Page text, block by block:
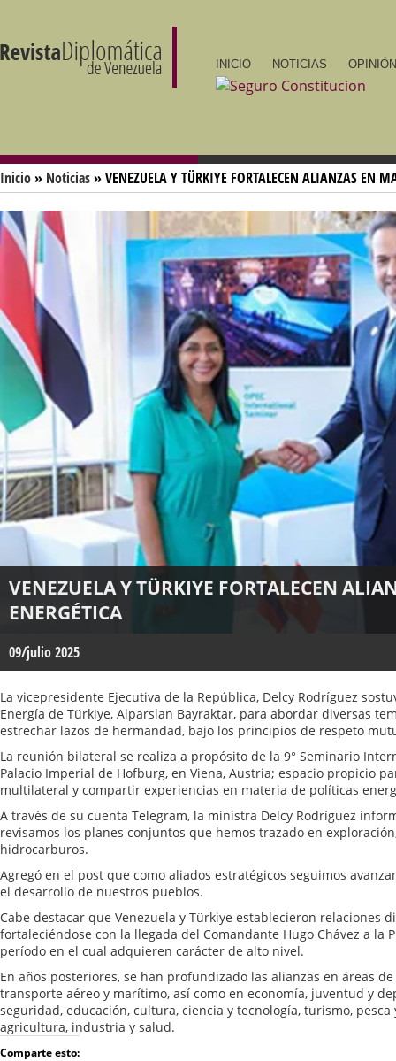
INICIO NOTICIAS
Inicio» Noticias» VENEZUELA Y TÜRKIYE FORTALECEN ALIANZAS EN
VENEZUELA Y TÜRKIYE FORTALECEN
ENERGÉTICA
09/julio 2025
La vicepresidente Ejecutiva de la República, Delcy Rodríguez
Energía de Türkiye, Alparslan Bayraktar, para abordar diversas
estrechar lazos de hermandad, bajo los principios de respeto
La reunión bilateral se realiza a propósito de la 9° Seminario
Palacio Imperial de Hofburg, en Viena, Austria; espacio propicio
multilateral y compartir experiencias en materia de políticas
A través de su cuenta Telegram, la ministra Delcy Rodríguez
revisamos los planes conjuntos que hemos trazado en
hidrocarburos.
Agregó en el post que como aliados estratégicos seguimos
el desarrollo de nuestros pueblos.
Cabe destacar que Venezuela y Türkiye establecieron relaciones
fortaleciéndose con la llegada del Comandante Hugo Chávez a la
período en el cual adquieren carácter de alto nivel.
En años posteriores, se han profundizado las alianzas en áreas
transporte aéreo y marítimo, así como en economía, juventud y
seguridad, educación, cultura, ciencia y tecnología, turismo,
agricultura, industria y salud.
Comparte esto: